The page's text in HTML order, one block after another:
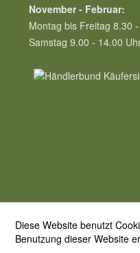
November - Februar:
Montag bis Freitag 8.30
Samstag 9.00 - 14.00
Diese Website benutzt
Benutzung dieser Website